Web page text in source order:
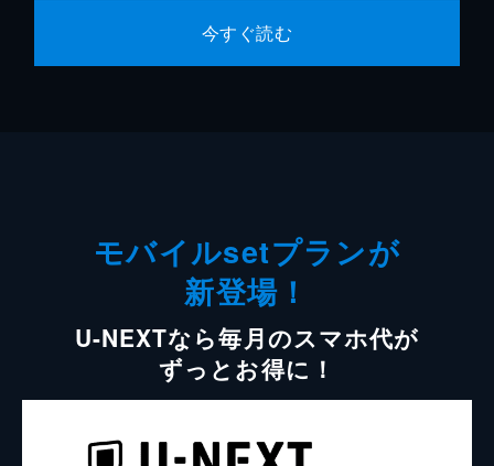
今すぐ読む
モバイルsetプランが
新登場！
U-NEXTなら毎月のスマホ代が
ずっとお得に！